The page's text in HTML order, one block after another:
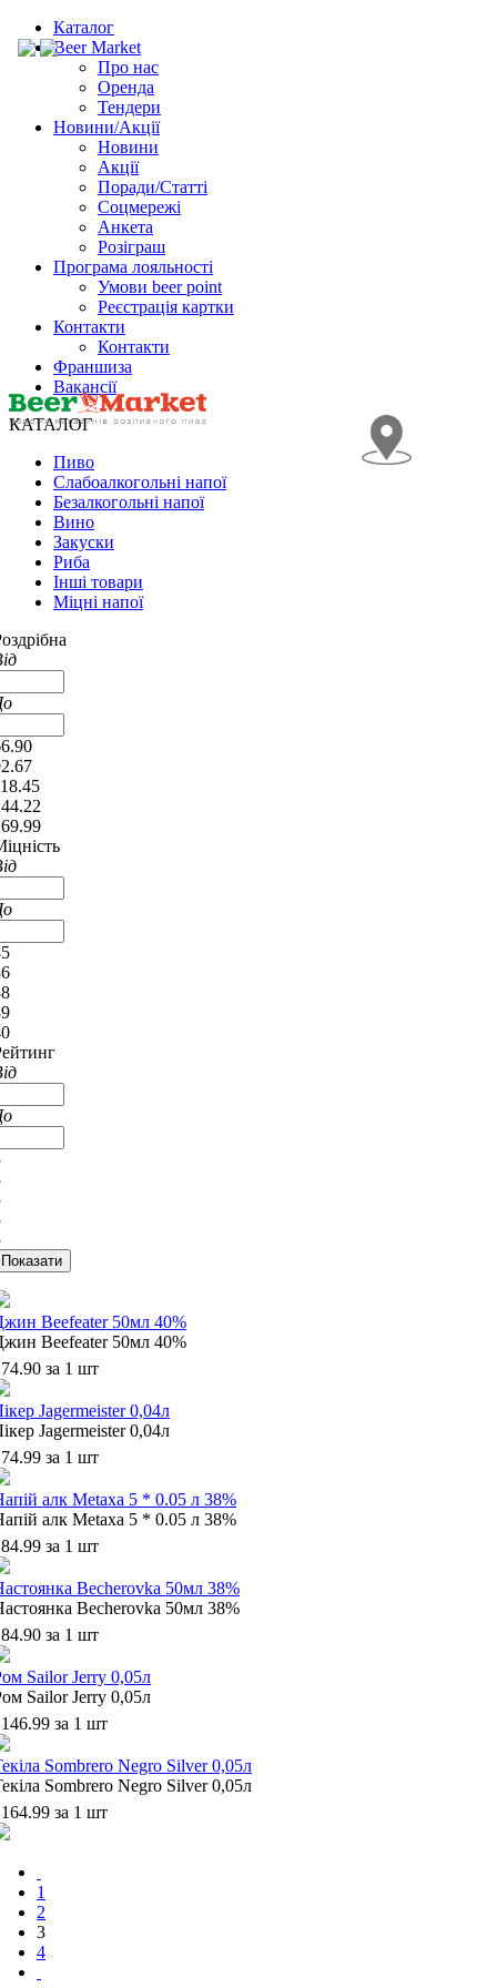
Каталог
Beer Market
Про нас
Оренда
Тендери
Новини/Акції
Новини
Акції
Поради/Статті
Соцмережі
Анкета
Розіграш
Програма лояльності
Умови beer point
Реєстрація картки
Контакти
Контакти
Франшиза
Вакансії
КАТАЛОГ
Пиво
Слабоалкогольні напої
Безалкогольні напої
Вино
Закуски
Риба
Інші товари
Міцні напої
Beefeater 50мл 40%
Beefeater 50мл 40%
74.90 за 1 шт
Jagermeister 0,04л
Jagermeister 0,04л
74.99 за 1 шт
алк Metaxa 5 * 0.05 л 38%
алк Metaxa 5 * 0.05 л 38%
84.99 за 1 шт
Becherovka 50мл 38%
Becherovka 50мл 38%
84.90 за 1 шт
Sailor Jerry 0,05л
Sailor Jerry 0,05л
146.99 за 1 шт
Sombrero Negro Silver 0,05л
Sombrero Negro Silver 0,05л
164.99 за 1 шт
1
2
3
4